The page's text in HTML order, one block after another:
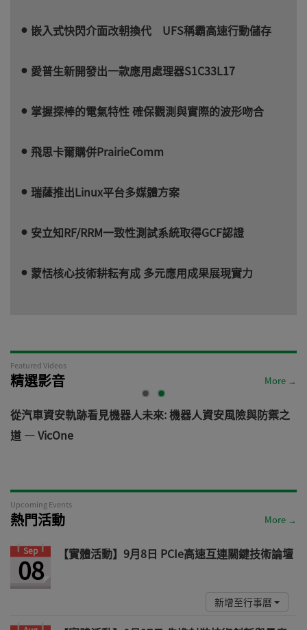
嵌入式快閃介面改朝換代 UFS稱霸高速行動儲存
愛普生新開發出一款應用處理器S1C33L17
掌握探棒的電氣特性 確保觀測與實際的波形吻合
飛思卡爾購併PrairieComm
瑞薩推出Linux平台多媒體方案
安立知RF/RRM一致性測試系統取得GCF認證
蒙恬核心技術耕耘有成 多元應用成果展現實力
Featured Videos
精選影音 More →
從汽車資安軌跡看見機器人未來: 機器人資安風險與防禦之
道 — VicOne
Upcoming Events
熱門活動 More →
Sep
08 【實體活動】9月8日 PCIe高速互連關鍵技術論壇
新增至行事曆